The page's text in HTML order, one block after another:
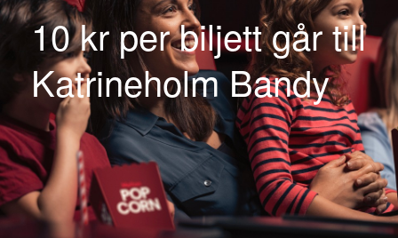
10 kr per biljett går till
Katrineholm Bandy